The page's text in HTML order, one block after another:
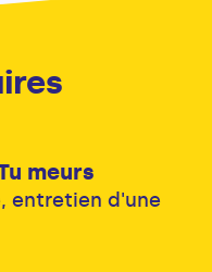
meurs
entretien d'une